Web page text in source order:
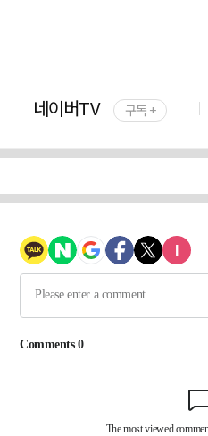
네이버TV 구독 +